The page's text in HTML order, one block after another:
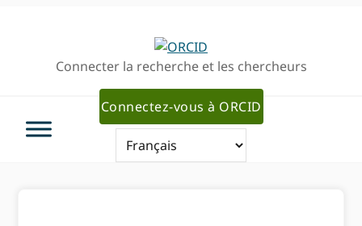
navigationConnecter la recherche et les chercheurs
Connectez-vous à ORCID